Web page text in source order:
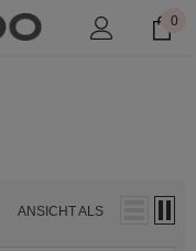
0
ANSICHT ALS